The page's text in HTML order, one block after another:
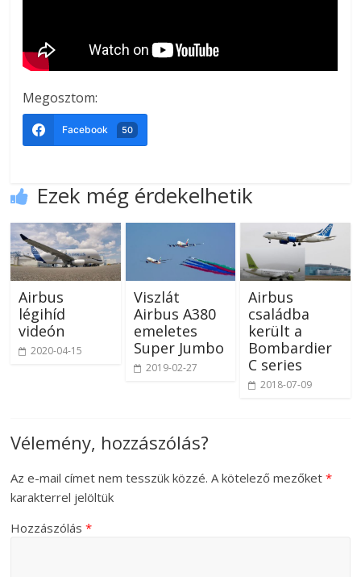
Megosztom:
Facebook 50
Ezek még érdekelhetik
Airbus
légihíd
videón
2020-04-15
Viszlát
Airbus A380
emeletes
Super Jumbo
2019-02-27
Airbus
családba
került a
Bombardier
C series
2018-07-09
Vélemény, hozzászólás?
Az e-mail címet nem tesszük közzé. A kötelező mezőket*
karakterrel jelöltük
Hozzászólás*